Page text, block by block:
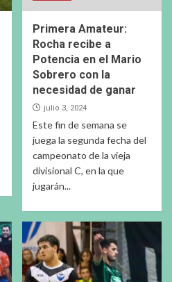
Primera Amateur:
Rocha recibe a
Potencia en el Mario
Sobrero con la
necesidad de ganar
julio 3, 2024
Este fin de semana se
juega la segunda fecha del
campeonato de la vieja
divisional C, en la que
jugarán...